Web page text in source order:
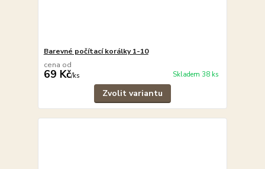
Barevné počítací korálky 1-10
cena od
69 Kč/ks Skladem 38 ks
Zvolit variantu